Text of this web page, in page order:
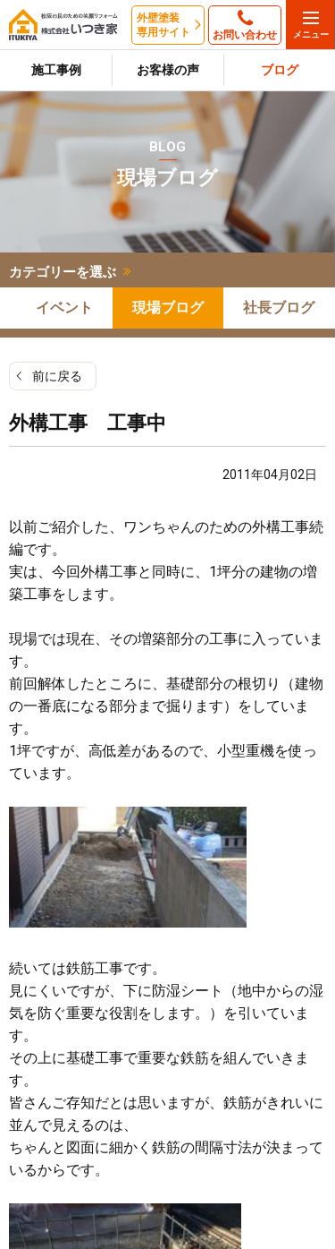
外壁塗装
専用サイト
お問い合わせ
施工事例 お客様の声 ブログ
BLOG
現場ブログ
カテゴリーを選ぶ
イベント 現場ブログ 社長ブログ
前に戻る
外構工事 工事中
2011年04月02日
以前ご紹介した、ワンちゃんのための外構工事続
編です。
実は、今回外構工事と同時に、1坪分の建物の増
築工事をします。
現場では現在、その増築部分の工事に入っていま
す。
前回解体したところに、基礎部分の根切り（建物
の一番底になる部分まで掘ります）をしていま
す。
1坪ですが、高低差があるので、小型重機を使っ
ています。
続いては鉄筋工事です。
見にくいですが、下に防湿シート（地中からの湿
気を防ぐ重要な役割をします。）を引いていま
す。
その上に基礎工事で重要な鉄筋を組んでいきま
す。
皆さんご存知だとは思いますが、鉄筋がきれいに
並んで見えるのは、
ちゃんと図面に細かく鉄筋の間隔寸法が決まって
いるからです。